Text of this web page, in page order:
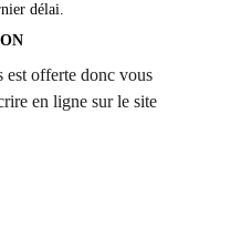
délai.
est offerte donc vous
en ligne sur le site